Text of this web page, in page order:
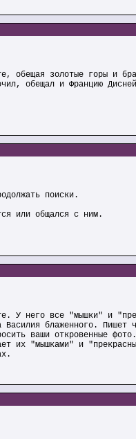
обещая золотые горы и
обещал и Францию
поиски.
или общался с ним.
У него все "мышки" и
блаженного.
ваши откровенные
их "мышками" и